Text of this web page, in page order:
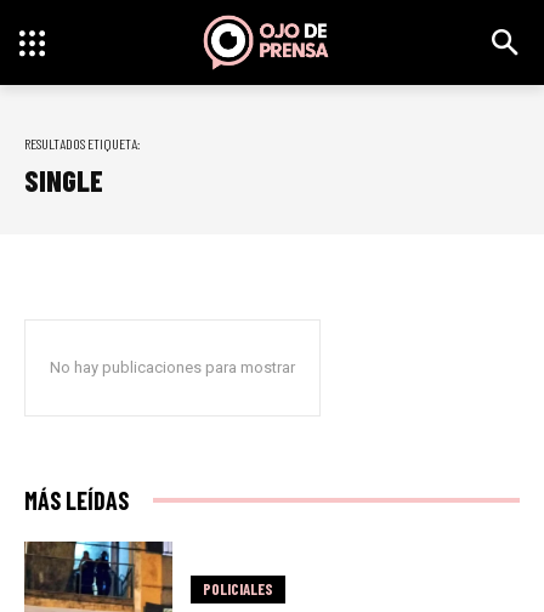
RESULTADOS ETIQUETA:
SINGLE
No hay publicaciones para mostrar
MÁS LEÍDAS
POLICIALES